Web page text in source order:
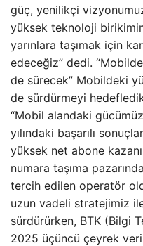
güç, yenilikçi
yüksek teknoloji
yarınlara taşımak için
edeceğiz” dedi.
de sürecek” Mobildeki
de sürdürmeyi
“Mobil alandaki
yılındaki başarılı
yüksek net abone
numara taşıma
tercih edilen operatör
uzun vadeli stratejimiz
sürdürürken, BTK (Bilgi
2025 üçüncü çeyrek